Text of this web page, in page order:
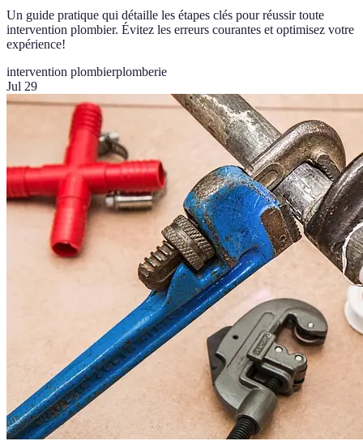
Un guide pratique qui détaille les étapes clés pour réussir toute
intervention plombier. Évitez les erreurs courantes et optimisez votre
expérience!
intervention plombierplomberie
Jul 29